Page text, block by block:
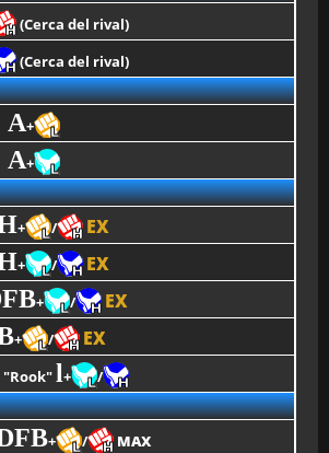
(Cerca del rival)
(Cerca del rival)
A+
A+
+ / EX
+ / EX
+ / EX
+ / EX
l+
/
+ /
MAX